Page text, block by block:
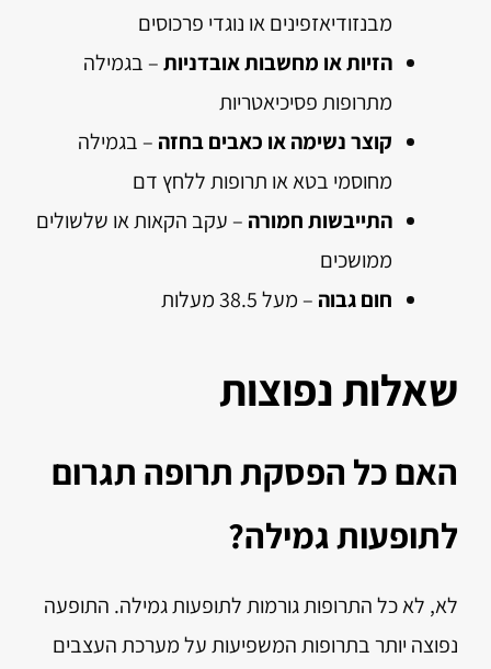
מבנזודיאזפינים או נוגדי פרכוסים
הזיות או מחשבות אובדניות– בגמילה
מתרופות פסיכיאטריות
קוצר נשימה או כאבים בחזה – בגמילה
מחוסמי בטא או תרופות ללחץ דם
התייבשות חמורה – עקב הקאות או שלשולים
ממושכים
חום גבוה – מעל 38.5 מעלות
שאלות נפוצות
האם כל הפסקת תרופה תגרום
לתופעות גמילה?
לא, לא כל התרופות גורמות לתופעות גמילה. התופעה
נפוצה יותר בתרופות המשפיעות על מערכת העצבים